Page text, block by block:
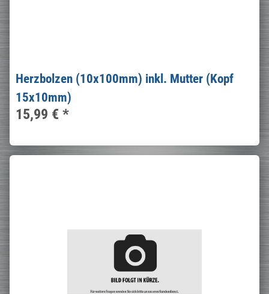
Herzbolzen (10x100mm) inkl. Mutter (Kopf
15x10mm)
15,99 € *